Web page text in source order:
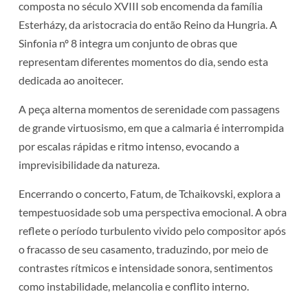
composta no século XVIII sob encomenda da família
Esterházy, da aristocracia do então Reino da Hungria. A
Sinfonia nº 8 integra um conjunto de obras que
representam diferentes momentos do dia, sendo esta
dedicada ao anoitecer.
A peça alterna momentos de serenidade com passagens
de grande virtuosismo, em que a calmaria é interrompida
por escalas rápidas e ritmo intenso, evocando a
imprevisibilidade da natureza.
Encerrando o concerto, Fatum, de Tchaikovski, explora a
tempestuosidade sob uma perspectiva emocional. A obra
reflete o período turbulento vivido pelo compositor após
o fracasso de seu casamento, traduzindo, por meio de
contrastes rítmicos e intensidade sonora, sentimentos
como instabilidade, melancolia e conflito interno.